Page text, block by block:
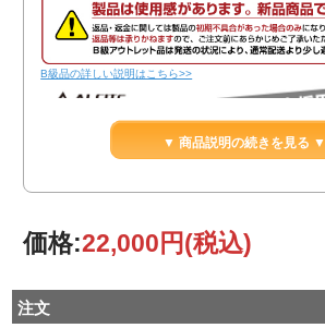
B級品の詳しい説明はこちら>>
▼ 商品説明の続きを見る ▼
価格:22,000円(税込)
注文